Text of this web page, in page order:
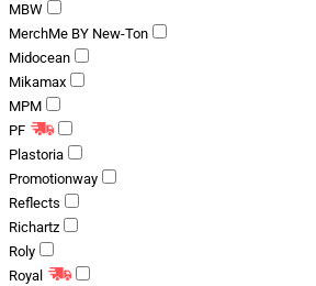
MBW
MerchMe BY New-Ton
Midocean
Mikamax
MPM
PF
Plastoria
Promotionway
Reflects
Richartz
Roly
Royal